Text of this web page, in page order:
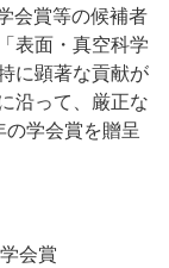
会賞等の候補者
表面・真空科学
に顕著な貢献が
沿って、厳正な
学会賞を贈呈
会賞